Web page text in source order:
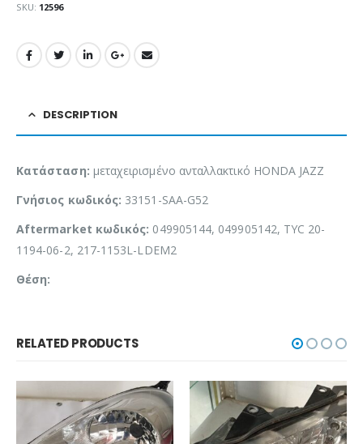
SKU: 12596
DESCRIPTION
Κατάσταση: μεταχειρισμένο ανταλλακτικό HONDA JAZZ
Γνήσιος κωδικός: 33151-SAA-G52
Aftermarket κωδικός: 049905144, 049905142, TYC 20-
1194-06-2, 217-1153L-LDEM2
Θέση:
RELATED PRODUCTS